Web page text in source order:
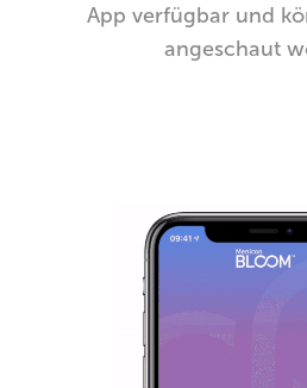
App verfügbar und
angeschaut